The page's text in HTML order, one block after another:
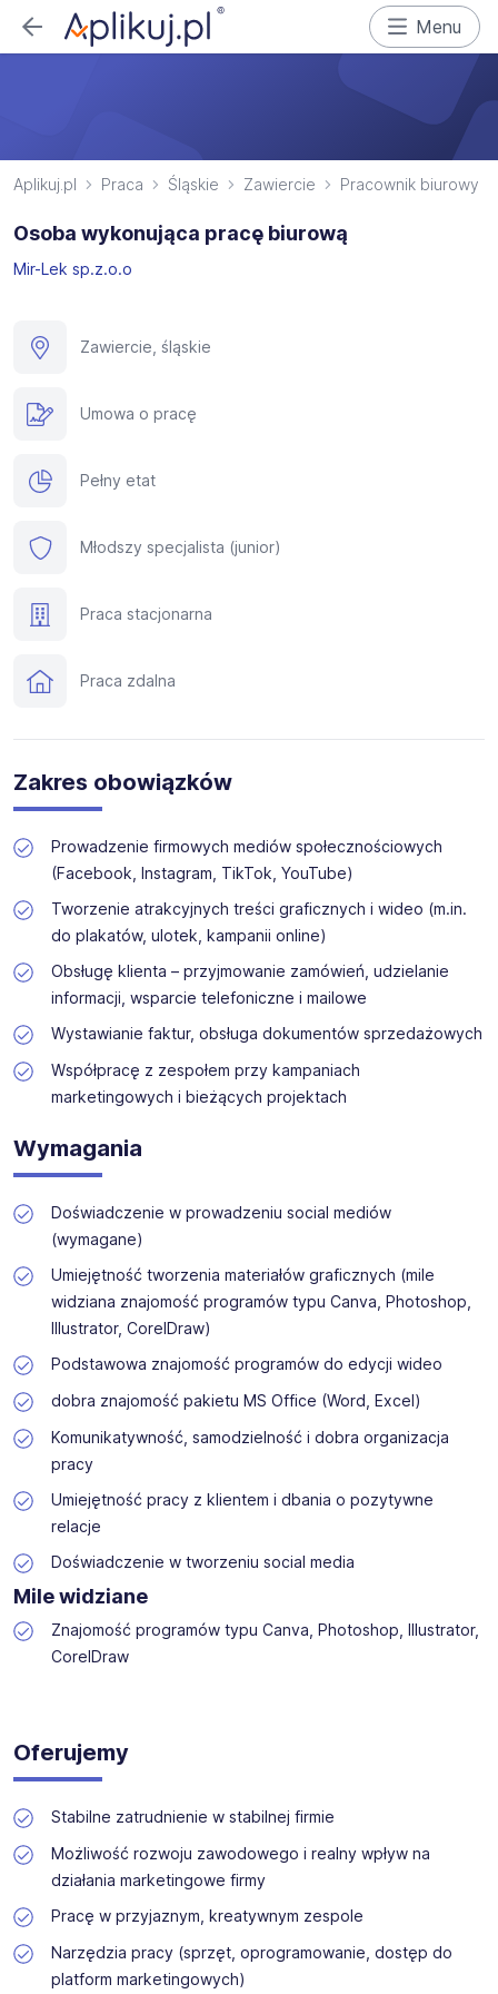
Menu
Aplikuj.pl Praca Śląskie Zawiercie Pracownik biurowy
Osoba wykonująca pracę biurową
Mir-Lek sp.z.o.o
Zawiercie, śląskie
Umowa o pracę
Pełny etat
Młodszy specjalista (junior)
Praca stacjonarna
Praca zdalna
Zakres obowiązków
Prowadzenie firmowych mediów społecznościowych
(Facebook, Instagram, TikTok, YouTube)
Tworzenie atrakcyjnych treści graficznych i wideo (m.in.
do plakatów, ulotek, kampanii online)
Obsługę klienta – przyjmowanie zamówień, udzielanie
informacji, wsparcie telefoniczne i mailowe
Wystawianie faktur, obsługa dokumentów sprzedażowych
Współpracę z zespołem przy kampaniach
marketingowych i bieżących projektach
Wymagania
Doświadczenie w prowadzeniu social mediów
(wymagane)
Umiejętność tworzenia materiałów graficznych (mile
widziana znajomość programów typu Canva, Photoshop,
Illustrator, CorelDraw)
Podstawowa znajomość programów do edycji wideo
dobra znajomość pakietu MS Office (Word, Excel)
Komunikatywność, samodzielność i dobra organizacja
pracy
Umiejętność pracy z klientem i dbania o pozytywne
relacje
Doświadczenie w tworzeniu social media
Mile widziane
Znajomość programów typu Canva, Photoshop, Illustrator,
CorelDraw
Oferujemy
Stabilne zatrudnienie w stabilnej firmie
Możliwość rozwoju zawodowego i realny wpływ na
działania marketingowe firmy
Pracę w przyjaznym, kreatywnym zespole
Narzędzia pracy (sprzęt, oprogramowanie, dostęp do
platform marketingowych)